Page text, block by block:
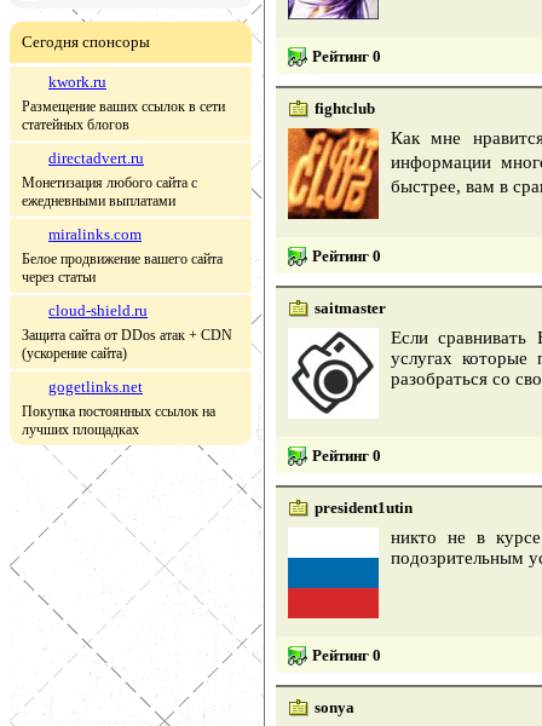
Сегодня спонсоры
kwork.ru
Размещение ваших ссылок в сети
статейных блогов
directadvert.ru
Монетизация любого сайта с
ежедневными выплатами
miralinks.com
Белое продвижение вашего сайта
через статьи
cloud-shield.ru
Защита сайта от DDos атак + CDN
(ускорение сайта)
gogetlinks.net
Покупка постоянных ссылок на
лучших площадках
Рейтинг 0
fightclub
Как мне
информации
быстрее, вам в
Рейтинг 0
saitmaster
Если
услугах которые
разобраться со
Рейтинг 0
president1utin
никто не в
подозрительным
Рейтинг 0
sonya